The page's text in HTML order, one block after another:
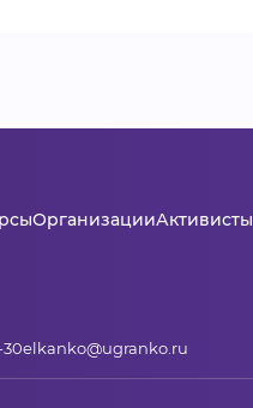
ОрганизацииАктивисты
30elkanko@ugranko.ru